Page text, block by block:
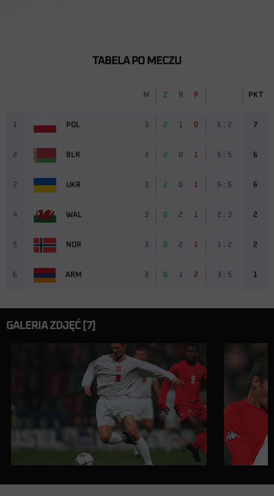
TABELA PO MECZU
M Z R P PKT
1 POL 3 2 1 0 6 : 2 7
2 BLR 3 2 0 1 5 : 5 6
2 UKR 3 2 0 1 5 : 5 6
4 WAL 3 0 2 1 2 : 3 2
5 NOR 3 0 2 1 1 : 2 2
6 ARM 3 0 1 2 3 : 5 1
GALERIA ZDJĘĆ [7]